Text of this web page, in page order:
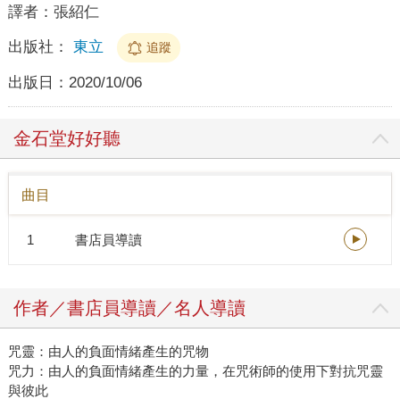
譯者： 張紹仁
出版社： 東立 追蹤
出版日： 2020/10/06
金石堂好好聽
曲目
1 書店員導讀
作者／書店員導讀／名人導讀
咒靈：由人的負面情緒產生的咒物
咒力：由人的負面情緒產生的力量，在咒術師的使用下對抗咒靈
與彼此